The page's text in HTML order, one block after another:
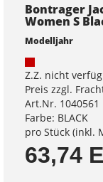
Bontrager
Women S
Modelljahr
Z.Z. nicht
Preis zzgl.
Art.Nr. 1040561
Farbe: BLACK
pro Stück (inkl.
63,74